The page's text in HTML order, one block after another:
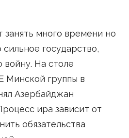
занять много времени но
государство,
войну. На столе
Минской группы в
Азербайджан
ира зависит от
обязательства